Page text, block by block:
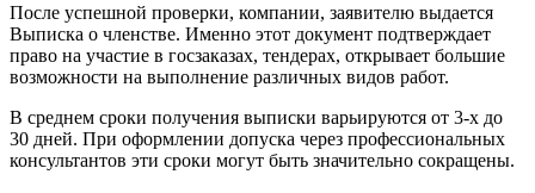
После успешной проверки, компании, заявителю выдается
Выписка о членстве. Именно этот документ подтверждает
право на участие в госзаказах, тендерах, открывает большие
возможности на выполнение различных видов работ.
В среднем сроки получения выписки варьируются от 3-х до
30 дней. При оформлении допуска через профессиональных
консультантов эти сроки могут быть значительно сокращены.